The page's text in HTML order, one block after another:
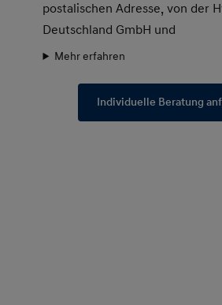
postalischen Adresse, von der
Deutschland GmbH und
Mehr erfahren
Individuelle Beratung